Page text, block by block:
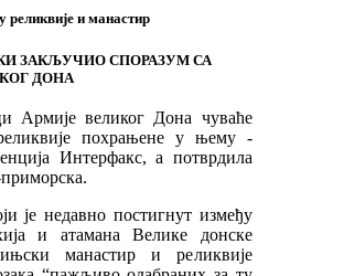
реликвије и манастир
ЗАКЉУЧИО СПОРАЗУМ СА
ДОНА
великог Дона чуваће
похрањене у њему -
Интерфакс, а потврдила
је недавно постигнут између
и атамана Велике донске
манастир и реликвије